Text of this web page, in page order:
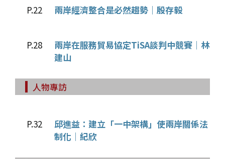
P.22 兩岸經濟整合是必然趨勢｜殷存毅
P.28
兩岸在服務貿易協定TiSA談判中競賽｜林
建山
人物專訪
P.32
邱進益：建立「一中架構」使兩岸關係法
制化｜紀欣